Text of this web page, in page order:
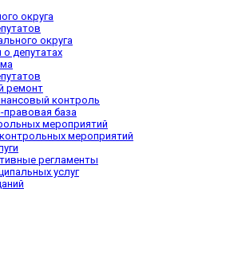
округа
округа
депутатах
ремонт
контроль
база
мероприятий
мероприятий
регламенты
услуг